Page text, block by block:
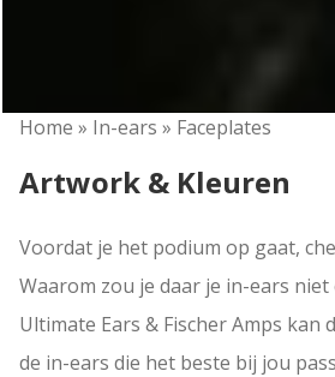
Home » In-ears » Faceplates
Artwork & Kleuren
Voordat je het podium op gaat,
Waarom zou je daar je in-ears
Ultimate Ears & Fischer Amps kan
de in-ears die het beste bij jou